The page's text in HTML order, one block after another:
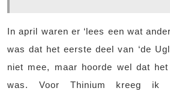
In april waren er ‘lees een wat
was dat het eerste deel van ‘de
niet mee, maar hoorde wel dat
was. Voor Thinium kreeg